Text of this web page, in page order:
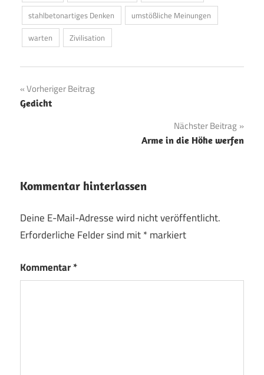
stahlbetonartiges Denken
umstößliche Meinungen
warten
Zivilisation
Beitragsnavigation
Vorheriger Beitrag
Gedicht
Nächster Beitrag
Arme in die Höhe werfen
Kommentar hinterlassen
Deine E-Mail-Adresse wird nicht veröffentlicht.
Erforderliche Felder sind mit*markiert
Kommentar*